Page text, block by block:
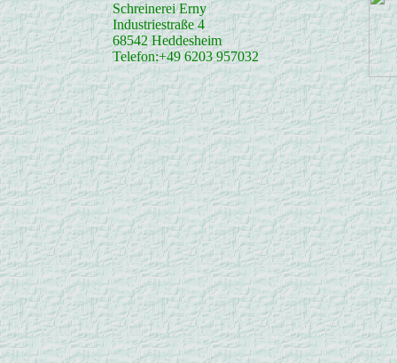
Schreinerei Erny
Industriestraße 4
68542 Heddesheim
Telefon:+49 6203 957032